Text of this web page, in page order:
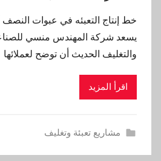
خط إنتاج التعبئه في عبوات النصف
يسعد شركة المهندس منسي
والتغليف الحديث أن توضح لعملائها
اقرأ المزيد
مشاريع تعبئة وتغليف